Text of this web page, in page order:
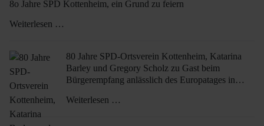
8o Jahre SPD Kottenheim, ein Grund zu feiern
Weiterlesen …
80 Jahre SPD-Ortsverein Kottenheim, Katarina
Barley und Gregory Scholz zu Gast beim
Bürgerempfang anlässlich des Europatages in
Weiterlesen …